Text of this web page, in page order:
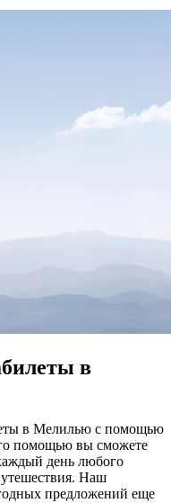
в
в Мелилью с помощью
помощью вы сможете
день любого
Наш
предложений еще